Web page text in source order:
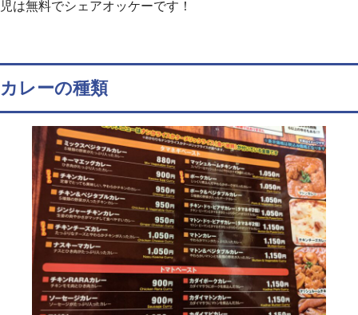
児は無料でシェアオッケーです！
カレーの種類